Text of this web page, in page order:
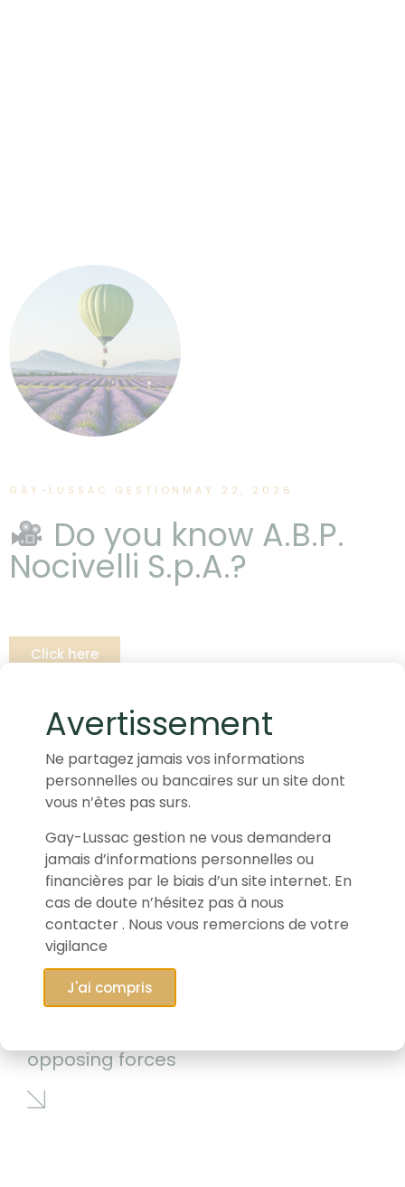
GAY-LUSSAC GESTION MAY 22, 2026
Do you know A.B.P.
Nocivelli S.p.A.?
Click here
12/05/2026
opposing forces
Avertissement
Ne partagez jamais vos informations
personnelles ou bancaires sur un site dont
vous n’êtes pas surs.
Gay-Lussac gestion ne vous demandera
jamais d’informations personnelles ou
financières par le biais d’un site internet. En
cas de doute n’hésitez pas à nous
contacter . Nous vous remercions de votre
vigilance
J'ai compris